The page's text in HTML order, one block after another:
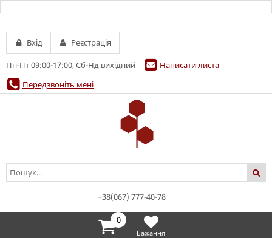
Пн-Пт 09:00-17:00, Сб-Нд вихідний
Написати листа
Передзвоніть мені
Вхід Реєстрація
+38(067) 777-40-78
0
Бажання